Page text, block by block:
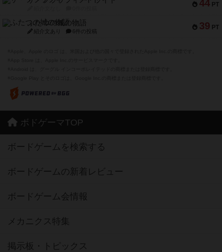
44 PT
39 PT
ふたつの城の物語
紹介文あり 6件の投稿
ボドゲーマTOP
ボードゲームを検索する
ボードゲームの新着レビュー
ボードゲーム会情報
メカニクス特集
掲示板・トピックス